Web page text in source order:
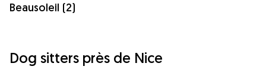
Beausoleil (2)
Dog sitters près de Nice